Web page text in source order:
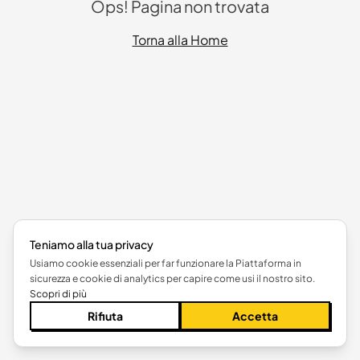
Ops! Pagina non trovata
Torna alla Home
Teniamo alla tua privacy
Usiamo cookie essenziali per far funzionare la Piattaforma in
sicurezza e cookie di analytics per capire come usi il nostro sito.
Scopri di più
Rifiuta Accetta